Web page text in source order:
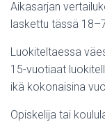
Aikasarjan
laskettu tässä
Luokiteltaessa
15-vuotiaat
ikä kokonaisina
Opiskelija tai